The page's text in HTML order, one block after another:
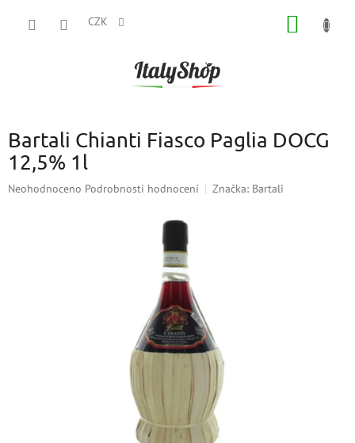
CZK
Bartali Chianti Fiasco Paglia DOCG
12,5% 1l
Průměrné
Neohodnoceno Podrobnosti hodnocení Značka: Bartali